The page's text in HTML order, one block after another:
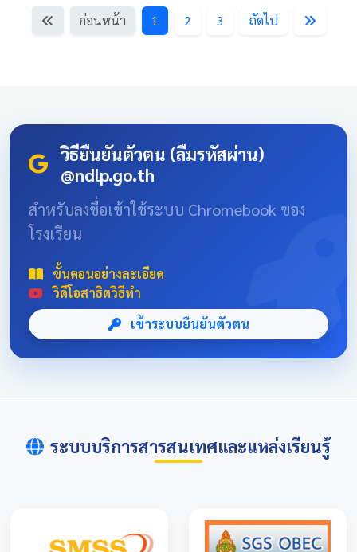
#003366 0%, #004080 100%); border-bottom: 5px solid
top: 10px; } .news-card-single::after { content: "🏆";
position: absolute; font-size: 8rem; bottom: -20px; right:
center; font-family: 'Sarabun', sans-serif; padding: 20px;
max-width: 800px; margin: 0 auto; } 📌 ข่าวประชาสัมพันธ์
แข่งขันและดูรายละเอียดเพิ่มเติม การแข่งขันศิลปหัตถกรรม
นักเรียนครั้งที่ 73 โซนอุบลเหนือ จังหวัดอุบลราชธานี
ก่อนหน้า 1 2 3 ถัดไป
วิธียืนยันตัวตน (ลืมรหัสผ่าน)
@ndlp.go.th
สำหรับลงชื่อเข้าใช้ระบบ Chromebook ของ
โรงเรียน
ขั้นตอนอย่างละเอียด
วิดีโอสาธิตวิธีทำ
เข้าระบบยืนยันตัวตน
ระบบบริการสารสนเทศและแหล่งเรียนรู้